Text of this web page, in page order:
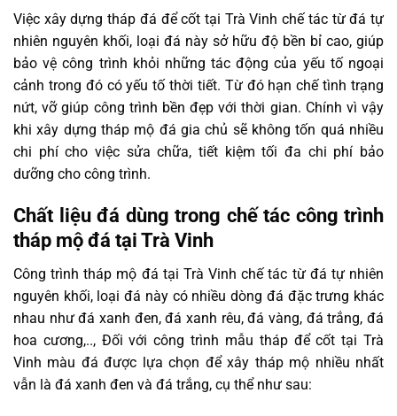
Việc xây dựng tháp đá để cốt tại Trà Vinh chế tác từ đá tự
nhiên nguyên khối, loại đá này sở hữu độ bền bỉ cao, giúp
bảo vệ công trình khỏi những tác động của yếu tố ngoại
cảnh trong đó có yếu tố thời tiết. Từ đó hạn chế tình trạng
nứt, vỡ giúp công trình bền đẹp với thời gian. Chính vì vậy
khi xây dựng tháp mộ đá gia chủ sẽ không tốn quá nhiều
chi phí cho việc sửa chữa, tiết kiệm tối đa chi phí bảo
dưỡng cho công trình.
Chất liệu đá dùng trong chế tác công trình
tháp mộ đá tại Trà Vinh
Công trình tháp mộ đá tại Trà Vinh chế tác từ đá tự nhiên
nguyên khối, loại đá này có nhiều dòng đá đặc trưng khác
nhau như đá xanh đen, đá xanh rêu, đá vàng, đá trắng, đá
hoa cương,.., Đối với công trình mẫu tháp để cốt tại Trà
Vinh màu đá được lựa chọn để xây tháp mộ nhiều nhất
vẫn là đá xanh đen và đá trắng, cụ thể như sau: